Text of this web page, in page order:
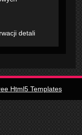
detali
Html5 Templates